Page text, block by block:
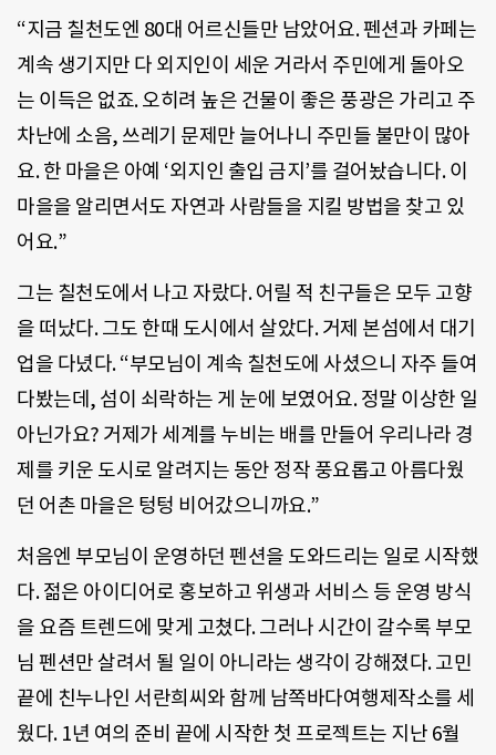
“지금 칠천도엔 80대 어르신들만 남았어요. 펜션과 카페는
계속 생기지만 다 외지인이 세운 거라서 주민에게 돌아오
는 이득은 없죠. 오히려 높은 건물이 좋은 풍광은 가리고 주
차난에 소음, 쓰레기 문제만 늘어나니 주민들 불만이 많아
요. 한 마을은 아예 ‘외지인 출입 금지’를 걸어놨습니다. 이
마을을 알리면서도 자연과 사람들을 지킬 방법을 찾고 있
어요.”
그는 칠천도에서 나고 자랐다. 어릴 적 친구들은 모두 고향
을 떠났다. 그도 한때 도시에서 살았다. 거제 본섬에서 대기
업을 다녔다. “부모님이 계속 칠천도에 사셨으니 자주 들여
다봤는데, 섬이 쇠락하는 게 눈에 보였어요. 정말 이상한 일
아닌가요? 거제가 세계를 누비는 배를 만들어 우리나라 경
제를 키운 도시로 알려지는 동안 정작 풍요롭고 아름다웠
던 어촌 마을은 텅텅 비어갔으니까요.”
처음엔 부모님이 운영하던 펜션을 도와드리는 일로 시작했
다. 젊은 아이디어로 홍보하고 위생과 서비스 등 운영 방식
을 요즘 트렌드에 맞게 고쳤다. 그러나 시간이 갈수록 부모
님 펜션만 살려서 될 일이 아니라는 생각이 강해졌다. 고민
끝에 친누나인 서란희씨와 함께 남쪽바다여행제작소를 세
웠다. 1년 여의 준비 끝에 시작한 첫 프로젝트는 지난 6월